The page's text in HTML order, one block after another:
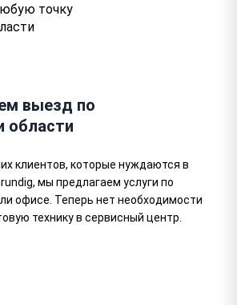
точку
выезд по
области
клиентов, которые нуждаются в
мы предлагаем услуги по
офисе. Теперь нет необходимости
технику в сервисный центр.